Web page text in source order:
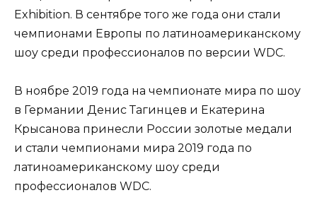
Exhibition. В сентябре того же года они стали
чемпионами Европы по латиноамериканскому
шоу среди профессионалов по версии WDC.
В ноябре 2019 года на чемпионате мира по шоу
в Германии Денис Тагинцев и Екатерина
Крысанова принесли России золотые медали
и стали чемпионами мира 2019 года по
латиноамериканскому шоу среди
профессионалов WDC.